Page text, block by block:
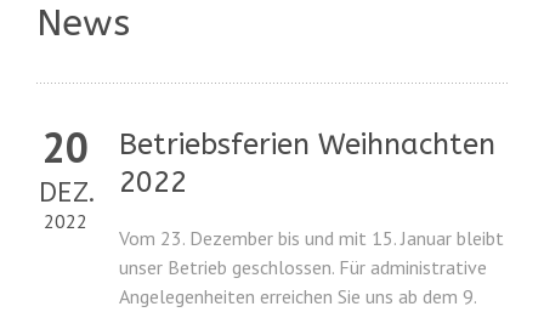
News
20
DEZ.
2022
Betriebsferien Weihnachten
2022
Vom 23. Dezember bis und mit 15. Januar bleibt
unser Betrieb geschlossen. Für administrative
Angelegenheiten erreichen Sie uns ab dem 9.